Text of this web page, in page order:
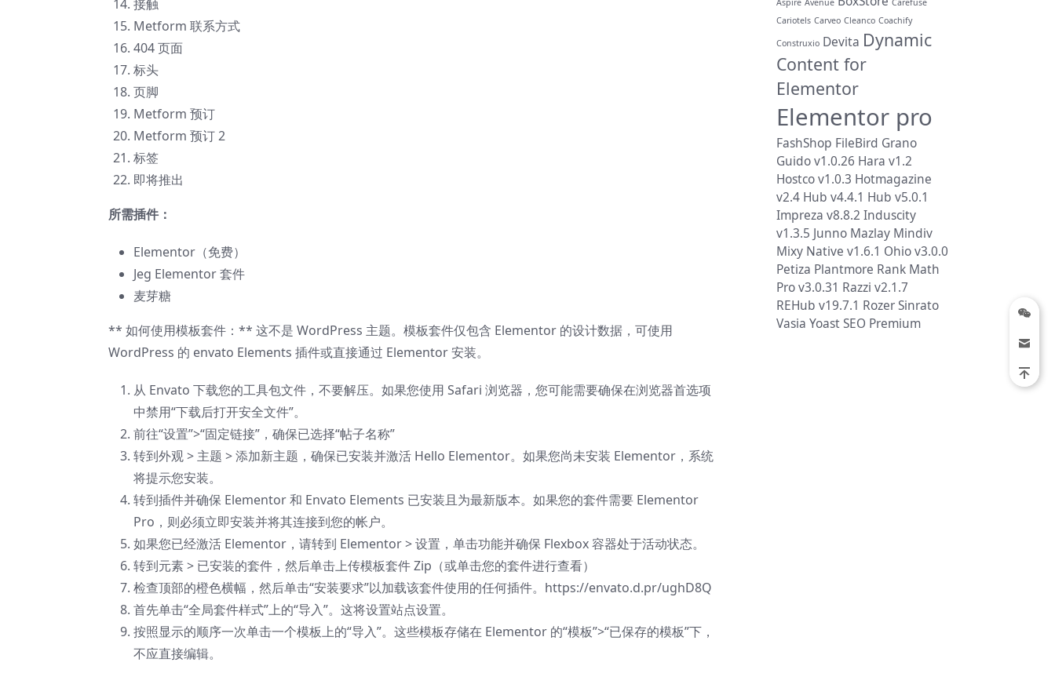
接触
Metform 联系方式
404 页面
标头
页脚
Metform 预订
Metform 预订 2
标签
即将推出
所需插件：
Elementor（免费）
Jeg Elementor 套件
麦芽糖
** 如何使用模板套件：** 这不是 WordPress 主题。模板套件仅包含 Elementor 的设计数据，可使用
WordPress 的 envato Elements 插件或直接通过 Elementor 安装。
从 Envato 下载您的工具包文件，不要解压。如果您使用 Safari 浏览器，您可能需要确保在浏览器首选项
中禁用“下载后打开安全文件”。
前往“设置”>“固定链接”，确保已选择“帖子名称”
转到外观 > 主题 > 添加新主题，确保已安装并激活 Hello Elementor。如果您尚未安装 Elementor，系统
将提示您安装。
转到插件并确保 Elementor 和 Envato Elements 已安装且为最新版本。如果您的套件需要 Elementor
Pro，则必须立即安装并将其连接到您的帐户。
如果您已经激活 Elementor，请转到 Elementor > 设置，单击功能并确保 Flexbox 容器处于活动状态。
转到元素 > 已安装的套件，然后单击上传模板套件 Zip（或单击您的套件进行查看）
检查顶部的橙色横幅，然后单击“安装要求”以加载该套件使用的任何插件。https://envato.d.pr/ughD8Q
首先单击“全局套件样式”上的“导入”。这将设置站点设置。
按照显示的顺序一次单击一个模板上的“导入”。这些模板存储在 Elementor 的“模板”>“已保存的模板”下，
不应直接编辑。
Cariotels Carveo Cleanco Coachify
Construxio Devita Dynamic
Content for
Elementor
Elementor pro
FashShop FileBird Grano
Guido v1.0.26 Hara v1.2
Hostco v1.0.3 Hotmagazine
v2.4 Hub v4.4.1 Hub v5.0.1
Impreza v8.8.2 Induscity
v1.3.5 Junno Mazlay Mindiv
Mixy Native v1.6.1 Ohio v3.0.0
Petiza Plantmore Rank Math
Pro v3.0.31 Razzi v2.1.7
REHub v19.7.1 RozerSinrato
Vasia Yoast SEO Premium